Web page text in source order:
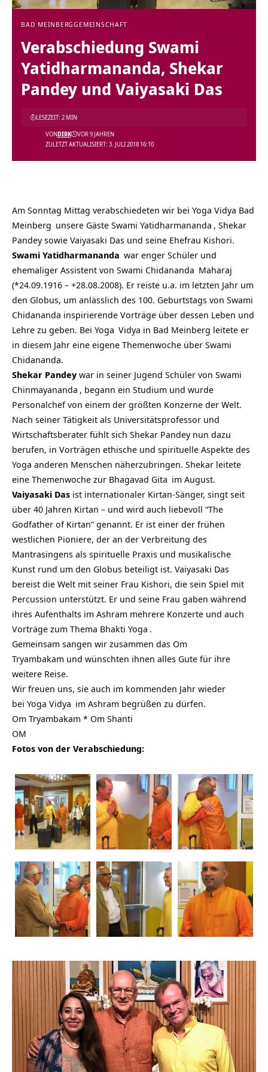
BAD MEINBERGGEMEINSCHAFT
Verabschiedung Swami
Yatidharmananda, Shekar
Pandey und Vaiyasaki Das
ZULETZT AKTUALISIERT: 3. JULI 2018 16:10
VONDIRK VOR 9 JAHREN
LESEZEIT: 2 MIN
Am Sonntag Mittag verabschiedeten wir bei Yoga Vidya Bad
Meinberg unsere Gäste Swami Yatidharmananda , Shekar
Pandey sowie Vaiyasaki Das und seine Ehefrau Kishori.
Swami Yatidharmananda war enger Schüler und
ehemaliger Assistent von Swami Chidananda Maharaj
(*24.09.1916 – +28.08.2008). Er reiste u.a. im letzten Jahr um
den Globus, um anlässlich des 100. Geburtstags von Swami
Chidananda inspirierende Vorträge über dessen Leben und
Lehre zu geben. Bei Yoga Vidya in Bad Meinberg leitete er
in diesem Jahr eine eigene Themenwoche über Swami
Chidananda.
Shekar Pandeywar in seiner Jugend Schüler von Swami
Chinmayananda , begann ein Studium und wurde
Personalchef von einem der größten Konzerne der Welt.
Nach seiner Tätigkeit als Universitätsprofessor und
Wirtschaftsberater fühlt sich Shekar Pandey nun dazu
berufen, in Vorträgen ethische und spirituelle Aspekte des
Yoga anderen Menschen näherzubringen. Shekar leitete
eine Themenwoche zur Bhagavad Gita im August.
Vaiyasaki Das ist internationaler Kirtan-Sänger, singt seit
über 40 Jahren Kirtan – und wird auch liebevoll “The
Godfather of Kirtan” genannt. Er ist einer der frühen
westlichen Pioniere, der an der Verbreitung des
Mantrasingens als spirituelle Praxis und musikalische
Kunst rund um den Globus beteiligt ist. Vaiyasaki Das
bereist die Welt mit seiner Frau Kishori, die sein Spiel mit
Percussion unterstützt. Er und seine Frau gaben während
ihres Aufenthalts im Ashram mehrere Konzerte und auch
Vorträge zum Thema Bhakti Yoga .
Gemeinsam sangen wir zusammen das Om
Tryambakam und wünschten ihnen alles Gute für ihre
weitere Reise.
Wir freuen uns, sie auch im kommenden Jahr wieder
bei Yoga Vidya im Ashram begrüßen zu dürfen.
Om Tryambakam * Om Shanti
OM
Fotos von der Verabschiedung: